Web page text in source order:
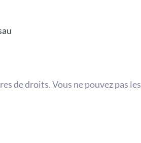
de droits. Vous ne pouvez pas les